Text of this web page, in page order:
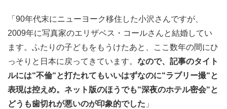
「90年代末にニューヨーク移住した小沢さんですが、
2009年に写真家のエリザベス・コールさんと結婚してい
ます。ふたりの子どもをもうけたあと、ここ数年の間にひ
っそりと日本に戻ってきています。 なので、記事のタイト
ルには“不倫“と打たれてもいいはずなのに“ラブリー撮“と
表現は控えめ。ネット版のほうでも“深夜のホテル密会“と
どうも歯切れが悪いのが印象的でした 」